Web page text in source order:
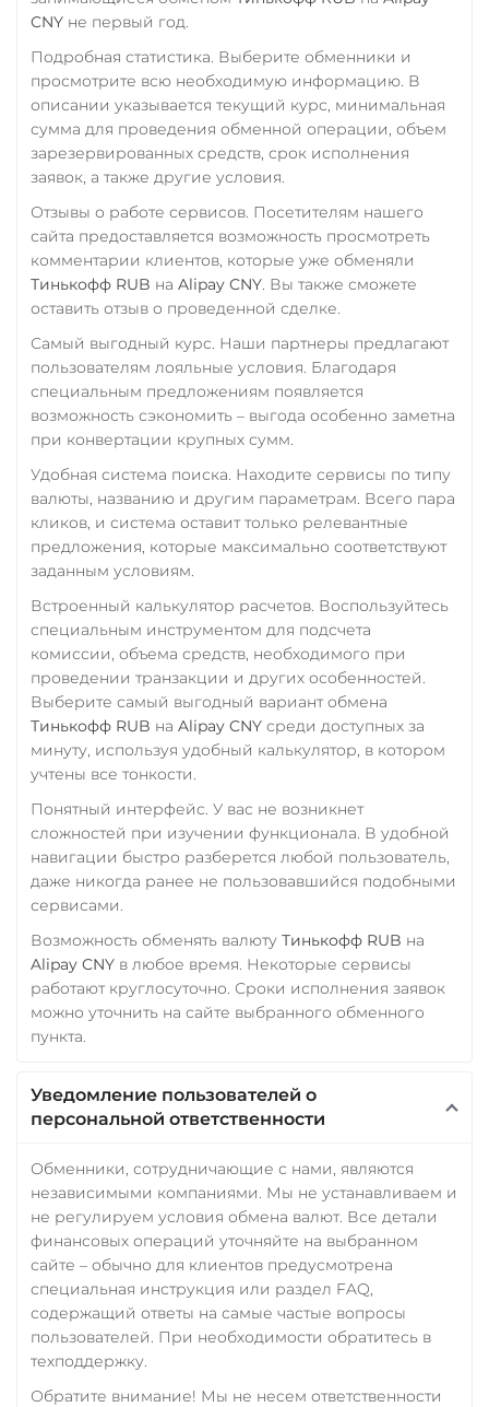
Wrapped Ethereum (WETH)
Yearn.finance (YFI)
Zcash (ZEC)
WAVES
Wrapped Bitcoin (WBTC)
AVAXC
ERC20 AVAXC
BASE
CRO
RONIN
Yearn.finance (YFI)
Zcash (ZEC)
Элкарт KGS
CNY не первый год.
Подробная статистика. Выберите обменники и
просмотрите всю необходимую информацию. В
описании указывается текущий курс, минимальная
сумма для проведения обменной операции, объем
зарезервированных средств, срок исполнения
заявок, а также другие условия.
Отзывы о работе сервисов. Посетителям нашего
сайта предоставляется возможность просмотреть
комментарии клиентов, которые уже обменяли
Тинькофф RUB на Alipay CNY. Вы также сможете
оставить отзыв о проведенной сделке.
Самый выгодный курс. Наши партнеры предлагают
пользователям лояльные условия. Благодаря
специальным предложениям появляется
возможность сэкономить – выгода особенно заметна
при конвертации крупных сумм.
Удобная система поиска. Находите сервисы по типу
валюты, названию и другим параметрам. Всего пара
кликов, и система оставит только релевантные
предложения, которые максимально соответствуют
заданным условиям.
Встроенный калькулятор расчетов. Воспользуйтесь
специальным инструментом для подсчета
комиссии, объема средств, необходимого при
проведении транзакции и других особенностей.
Выберите самый выгодный вариант обмена
Тинькофф RUB на Alipay CNY среди доступных за
минуту, используя удобный калькулятор, в котором
учтены все тонкости.
Понятный интерфейс. У вас не возникнет
сложностей при изучении функционала. В удобной
навигации быстро разберется любой пользователь,
даже никогда ранее не пользовавшийся подобными
сервисами.
Возможность обменять валюту Тинькофф RUB на
Alipay CNY в любое время. Некоторые сервисы
работают круглосуточно. Сроки исполнения заявок
можно уточнить на сайте выбранного обменного
пункта.
Уведомление пользователей о
персональной ответственности
Обменники, сотрудничающие с нами, являются
независимыми компаниями. Мы не устанавливаем и
не регулируем условия обмена валют. Все детали
финансовых операций уточняйте на выбранном
сайте – обычно для клиентов предусмотрена
специальная инструкция или раздел FAQ,
содержащий ответы на самые частые вопросы
пользователей. При необходимости обратитесь в
техподдержку.
Обратите внимание! Мы не несем ответственности